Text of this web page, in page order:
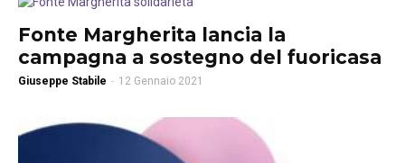
Fonte Margherita lancia la
campagna a sostegno del fuoricasa
Giuseppe Stabile - 12 Gennaio 2021